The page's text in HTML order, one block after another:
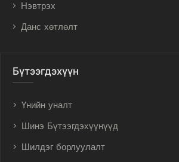
Нэвтрэх
Данс хөтлөлт
Бүтээгдэхүүн
Үнийн уналт
Шинэ Бүтээгдэхүүнүүд
Шилдэг борлуулалт